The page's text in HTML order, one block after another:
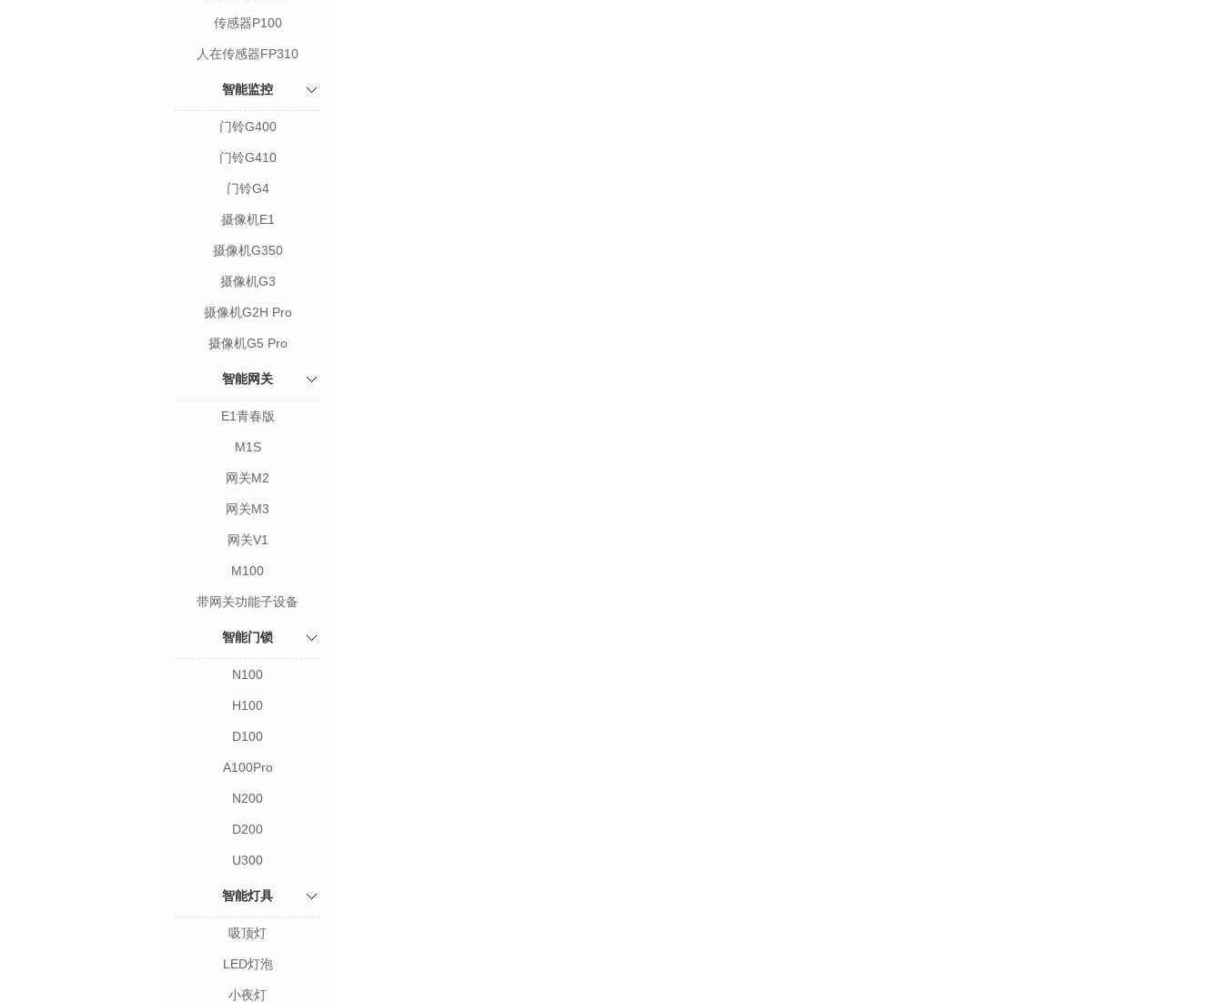
传感器P100
人在传感器FP310
智能监控
门铃G400
门铃G410
门铃G4
摄像机E1
摄像机G350
摄像机G3
摄像机G2H Pro
摄像机G5 Pro
智能网关
E1青春版
M1S
网关M2
网关M3
网关V1
M100
带网关功能子设备
智能门锁
N100
H100
D100
A100Pro
N200
D200
U300
智能灯具
吸顶灯
LED灯泡
小夜灯